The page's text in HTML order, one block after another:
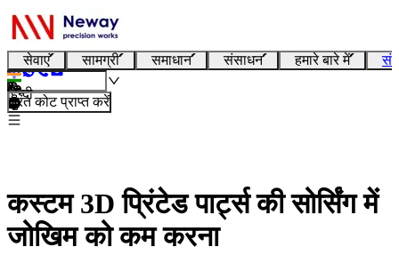
सेवाएं सामग्री समाधान संसाधन हमारे बारे में
हिन्दी
तुरंत कोट प्राप्त करें
कस्टम 3D प्रिंटेड पार्ट्स की सोर्सिंग में
जोखिम को कम करना